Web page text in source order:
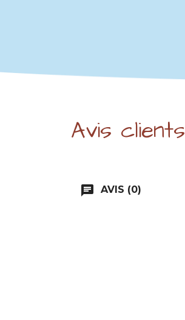
Avis clients
chat AVIS (0)